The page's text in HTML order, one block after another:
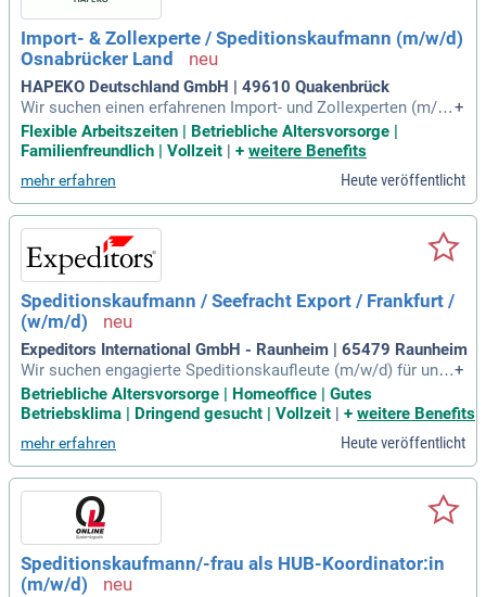
Ihrer Unterstützung verbessern wir die Logistik unserer Kun
den und gestalten das Transportwesen von morgen nachhal
tig und innovativ.
Import- & Zollexperte / Speditionskaufmann (m/w/d)
Osnabrücker Land
HAPEKO Deutschland GmbH | 49610 Quakenbrück
Wir suchen einen erfahrenen Import- und Zollexperten (m/
w/d), um internationale Warenströme effizient zu steuern. Ih
re Hauptaufgaben umfassen die Verantwortung für Importpr
ent für verschiedene Tochtergesellschaften. Perspektivisch
haben Sie die Möglichkeit, als Teamleitung Verantwortung z
u übernehmen. Zu Ihren Aufgaben gehört die eigenverantwor
tliche Planung, Koordination und Überwachung der Transpor
tabläufe. Sie kümmern sich um die Abwicklung aller Zollfor
malitäten und die Verwaltung relevanter Dokumente. Wenn
Sie an dieser spannenden Herausforderung interessiert sin
d, freuen wir uns auf Ihre Bewerbung!
+
Flexible Arbeitszeiten | Betriebliche Altersvorsorge |
Familienfreundlich | Vollzeit | + weitere Benefits
mehr erfahren Heute veröffentlicht
Speditionskaufmann / Seefracht Export / Frankfurt /
(w/m/d)
Expeditors International GmbH - Raunheim | 65479 Raunheim
Wir suchen engagierte Speditionskaufleute (m/w/d) für uns
ere Seefracht in der Hauptzentrale in Frankfurt. Die Stelle ist
ab sofort in Vollzeit (40 Stunden pro Woche, Montag bis Fre
Benefits, darunter betriebliche Altersvorsorge, VWL und Bike
leasing. Darüber hinaus profitieren Sie von einer vergünstigt
en Unternehmensbeteiligung an Aktien sowie der Option auf
Home-Office. Genießen Sie 28 Tage Urlaub, mit 30 Tagen na
ch fünf Jahren Betriebszugehörigkeit. Werden Sie Teil eines
familiären Teamgeists in einem international agierenden Un
ternehmen mit über 45 Jahren Erfolgsgeschichte!
+
Betriebliche Altersvorsorge | Homeoffice | Gutes
Betriebsklima | Dringend gesucht | Vollzeit
+ weitere Benefits
mehr erfahren Heute veröffentlicht
Speditionskaufmann/-frau als HUB-Koordinator:in
(m/w/d)